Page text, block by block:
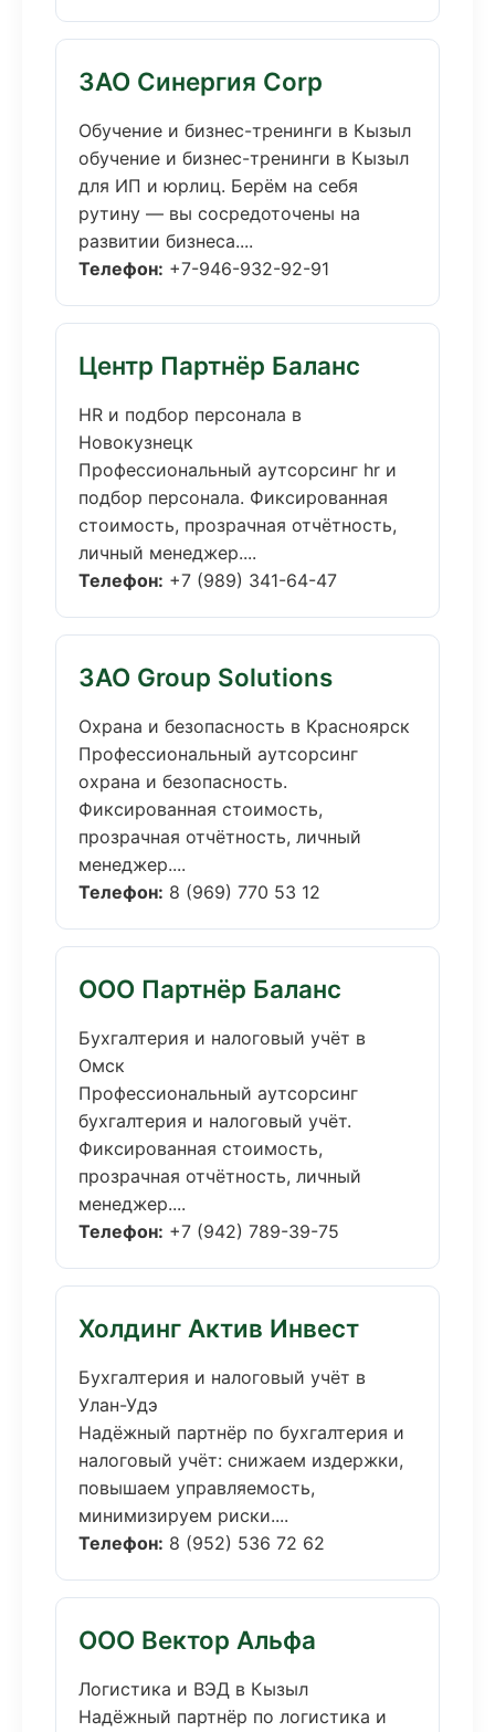
ЗАО Синергия Corp
Обучение и бизнес-тренинги в Кызыл
обучение и бизнес-тренинги в Кызыл
для ИП и юрлиц. Берём на себя
рутину — вы сосредоточены на
развитии бизнеса....
Телефон: +7-946-932-92-91
Центр Партнёр Баланс
HR и подбор персонала в
Новокузнецк
Профессиональный аутсорсинг hr и
подбор персонала. Фиксированная
стоимость, прозрачная отчётность,
личный менеджер....
Телефон: +7 (989) 341-64-47
ЗАО Group Solutions
Охрана и безопасность в Красноярск
Профессиональный аутсорсинг
охрана и безопасность.
Фиксированная стоимость,
прозрачная отчётность, личный
менеджер....
Телефон: 8 (969) 770 53 12
ООО Партнёр Баланс
Бухгалтерия и налоговый учёт в
Омск
Профессиональный аутсорсинг
бухгалтерия и налоговый учёт.
Фиксированная стоимость,
прозрачная отчётность, личный
менеджер....
Телефон: +7 (942) 789-39-75
Холдинг Актив Инвест
Бухгалтерия и налоговый учёт в
Улан-Удэ
Надёжный партнёр по бухгалтерия и
налоговый учёт: снижаем издержки,
повышаем управляемость,
минимизируем риски....
Телефон: 8 (952) 536 72 62
ООО Вектор Альфа
Логистика и ВЭД в Кызыл
Надёжный партнёр по логистика и